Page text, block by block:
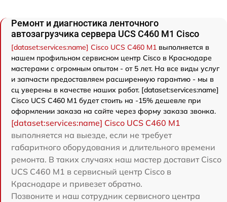
Ремонт и диагностика ленточного
автозагрузчика сервера UCS C460 M1 Cisco
[dataset:services:name] Cisco UCS C460 M1 выполняется в
нашем профильном сервисном центр Cisco в Краснодаре
мастерами с огромным опытом - от 5 лет. На все виды услуг
и запчасти предоставляем расширенную гарантию - мы в
сц уверены в качестве наших работ. [dataset:services:name]
Cisco UCS C460 M1 будет стоить на -15% дешевле при
оформлении заказа на сайте через форму заказа звонка.
[dataset:services:name] Cisco UCS C460 M1
выполняется на выезде, если не требует
габаритного оборудования и длительного времени
ремонта. В таких случаях наш мастер доставит Cisco
UCS C460 M1 в сервисный центр Cisco в
Краснодаре и привезет обратно.
Позвоните и наш сотрудник сервисного центра